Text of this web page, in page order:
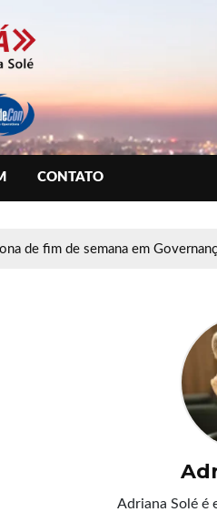
CONTATO
de fim de semana em
Adriana Solé é